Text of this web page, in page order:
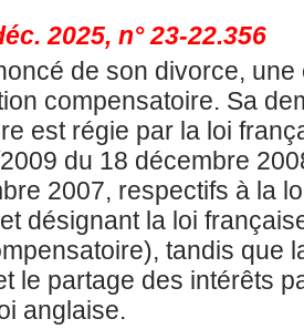
2025, n° 23-22.356
de son divorce,
compensatoire. Sa
est régie par la loi
du 18 décembre
2007, respectifs à la
désignant la loi
tandis que
le partage des intérêts
anglaise.